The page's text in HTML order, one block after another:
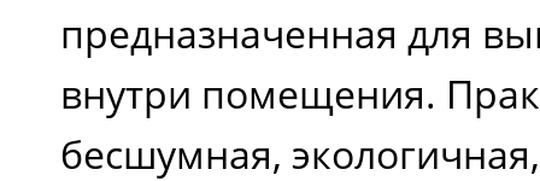
предназначенная для
внутри помещения.
бесшумная,